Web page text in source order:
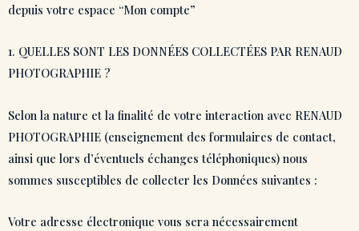
depuis votre espace “Mon compte”
1. QUELLES SONT LES DONNÉES COLLECTÉES PAR RENAUD
PHOTOGRAPHIE ?
Selon la nature et la finalité de votre interaction avec RENAUD
PHOTOGRAPHIE (enseignement des formulaires de contact,
ainsi que lors d’éventuels échanges téléphoniques) nous
sommes susceptibles de collecter les Données suivantes :
Votre adresse électronique vous sera nécessairement